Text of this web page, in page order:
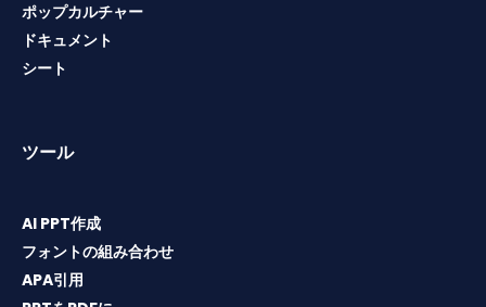
ポップカルチャー
ドキュメント
シート
ツール
AI PPT作成
フォントの組み合わせ
APA引用